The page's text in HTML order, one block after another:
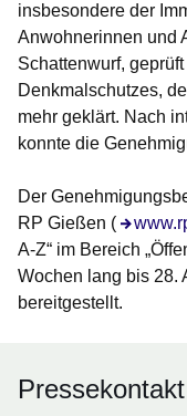
insbesondere der
Anwohnerinnen und
Schattenwurf,
Denkmalschutzes,
mehr geklärt. Nach
konnte die
Der
RP Gießen (
A-Z“ im Bereich
Wochen lang bis 28.
bereitgestellt.
Pressekontakt